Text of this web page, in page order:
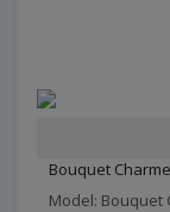
Bouquet
Model: Bouquet